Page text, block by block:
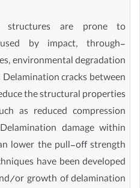
structures are prone to
by impact, through-
environmental degradation
cracks between
the structural properties
as reduced compression
damage within
lower the pull-off strength
have been developed
or growth of delamination